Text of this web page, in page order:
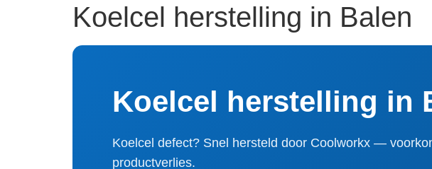
Koelcel herstelling in Balen
Koelcel herstelling in
Koelcel defect? Snel hersteld door Coolworkx —
productverlies.